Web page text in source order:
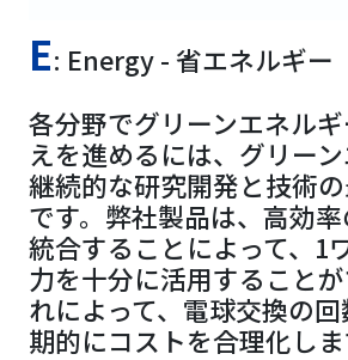
E: Energy - 省エネルギー
各分野でグリーンエネル
えを進めるには、グリー
継続的な研究開発と技術
です。弊社製品は、高効
統合することによって、1
力を十分に活用すること
れによって、電球交換の
期的にコストを合理化しま